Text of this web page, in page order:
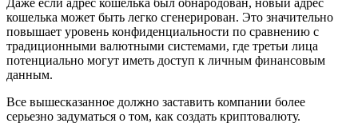
Даже если адрес кошелька был обнародован, новый адрес
кошелька может быть легко сгенерирован. Это значительно
повышает уровень конфиденциальности по сравнению с
традиционными валютными системами, где третьи лица
потенциально могут иметь доступ к личным финансовым
данным.
Все вышесказанное должно заставить компании более
серьезно задуматься о том, как создать криптовалюту.